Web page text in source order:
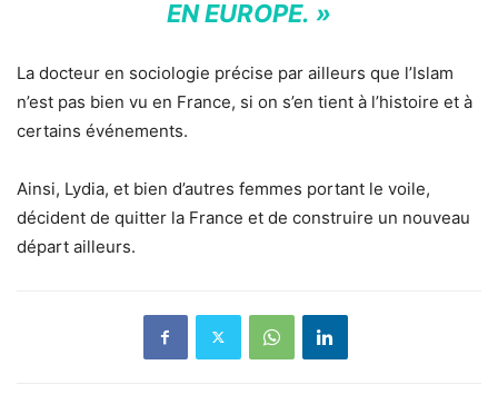
EN EUROPE. »
La docteur en sociologie précise par ailleurs que l’Islam
n’est pas bien vu en France, si on s’en tient à l’histoire et à
certains événements.
Ainsi, Lydia, et bien d’autres femmes portant le voile,
décident de quitter la France et de construire un nouveau
départ ailleurs.